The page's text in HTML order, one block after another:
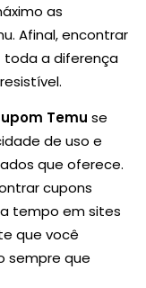
as
Afinal, encontrar
toda a diferença
Temu se
de uso e
que oferece.
cupons
tempo em sites
que você
sempre que